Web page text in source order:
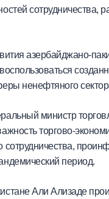
сотрудничества,
азербайджано-
ненефтяного
министр
торгово-
сотрудничества,
период.
Али Ализаде